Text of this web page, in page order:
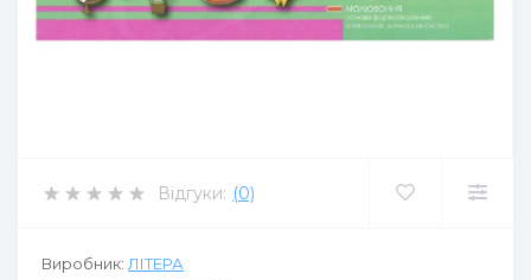
Відгуки: (0)
Виробник: ЛІТЕРА